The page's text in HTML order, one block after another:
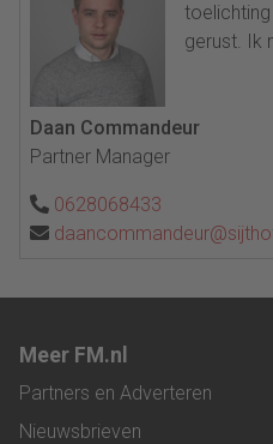
gerust. Ik
Daan Commandeur
Partner Manager
0628068433
Meer FM.nl
Partners en Adverteren
Nieuwsbrieven